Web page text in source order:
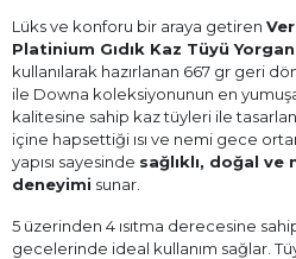
Lüks ve konforu bir araya getiren
Platinium Gıdık Kaz Tüyü Yorgan
kullanılarak hazırlanan 667 gr geri
ile Downa koleksiyonunun en
kalitesine sahip kaz tüyleri ile
içine hapsettiği ısı ve nemi gece
yapısı sayesinde sağlıklı, doğal
deneyimi sunar.
5 üzerinden 4 ısıtma derecesine
gecelerinde ideal kullanım sağlar.